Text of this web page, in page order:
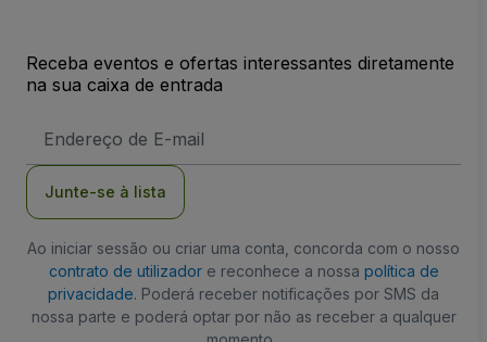
Receba eventos e ofertas interessantes diretamente
na sua caixa de entrada
de
Junte-se à lista
Ao iniciar sessão ou criar uma conta, concorda com o nosso
contrato de utilizadore reconhece a nossa política de
privacidade. Poderá receber notificações por SMS da
nossa parte e poderá optar por não as receber a qualquer